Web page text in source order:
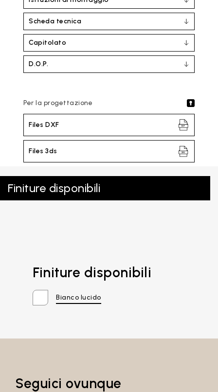
Scheda tecnica
Capitolato
D.O.P.
Per la progettazione
Files DXF
Files 3ds
Finiture disponibili
Finiture disponibili
Bianco lucido
Seguici ovunque